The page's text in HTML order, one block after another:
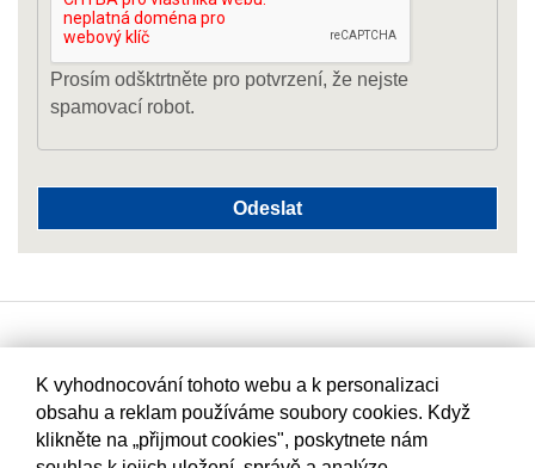
Prosím odšktrtněte pro potvrzení, že nejste
spamovací robot.
K vyhodnocování tohoto webu a k personalizaci
obsahu a reklam používáme soubory cookies. Když
klikněte na „přijmout cookies", poskytnete nám